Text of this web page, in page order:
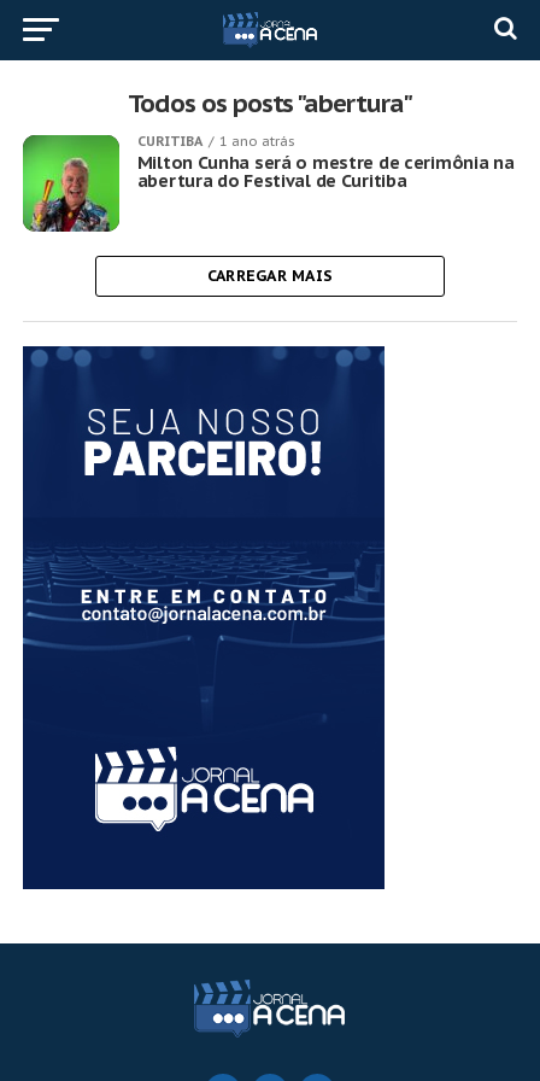
Todos os posts "abertura"
CURITIBA 1 ano atrás
Milton Cunha será o mestre de cerimônia na
abertura do Festival de Curitiba
CARREGAR MAIS